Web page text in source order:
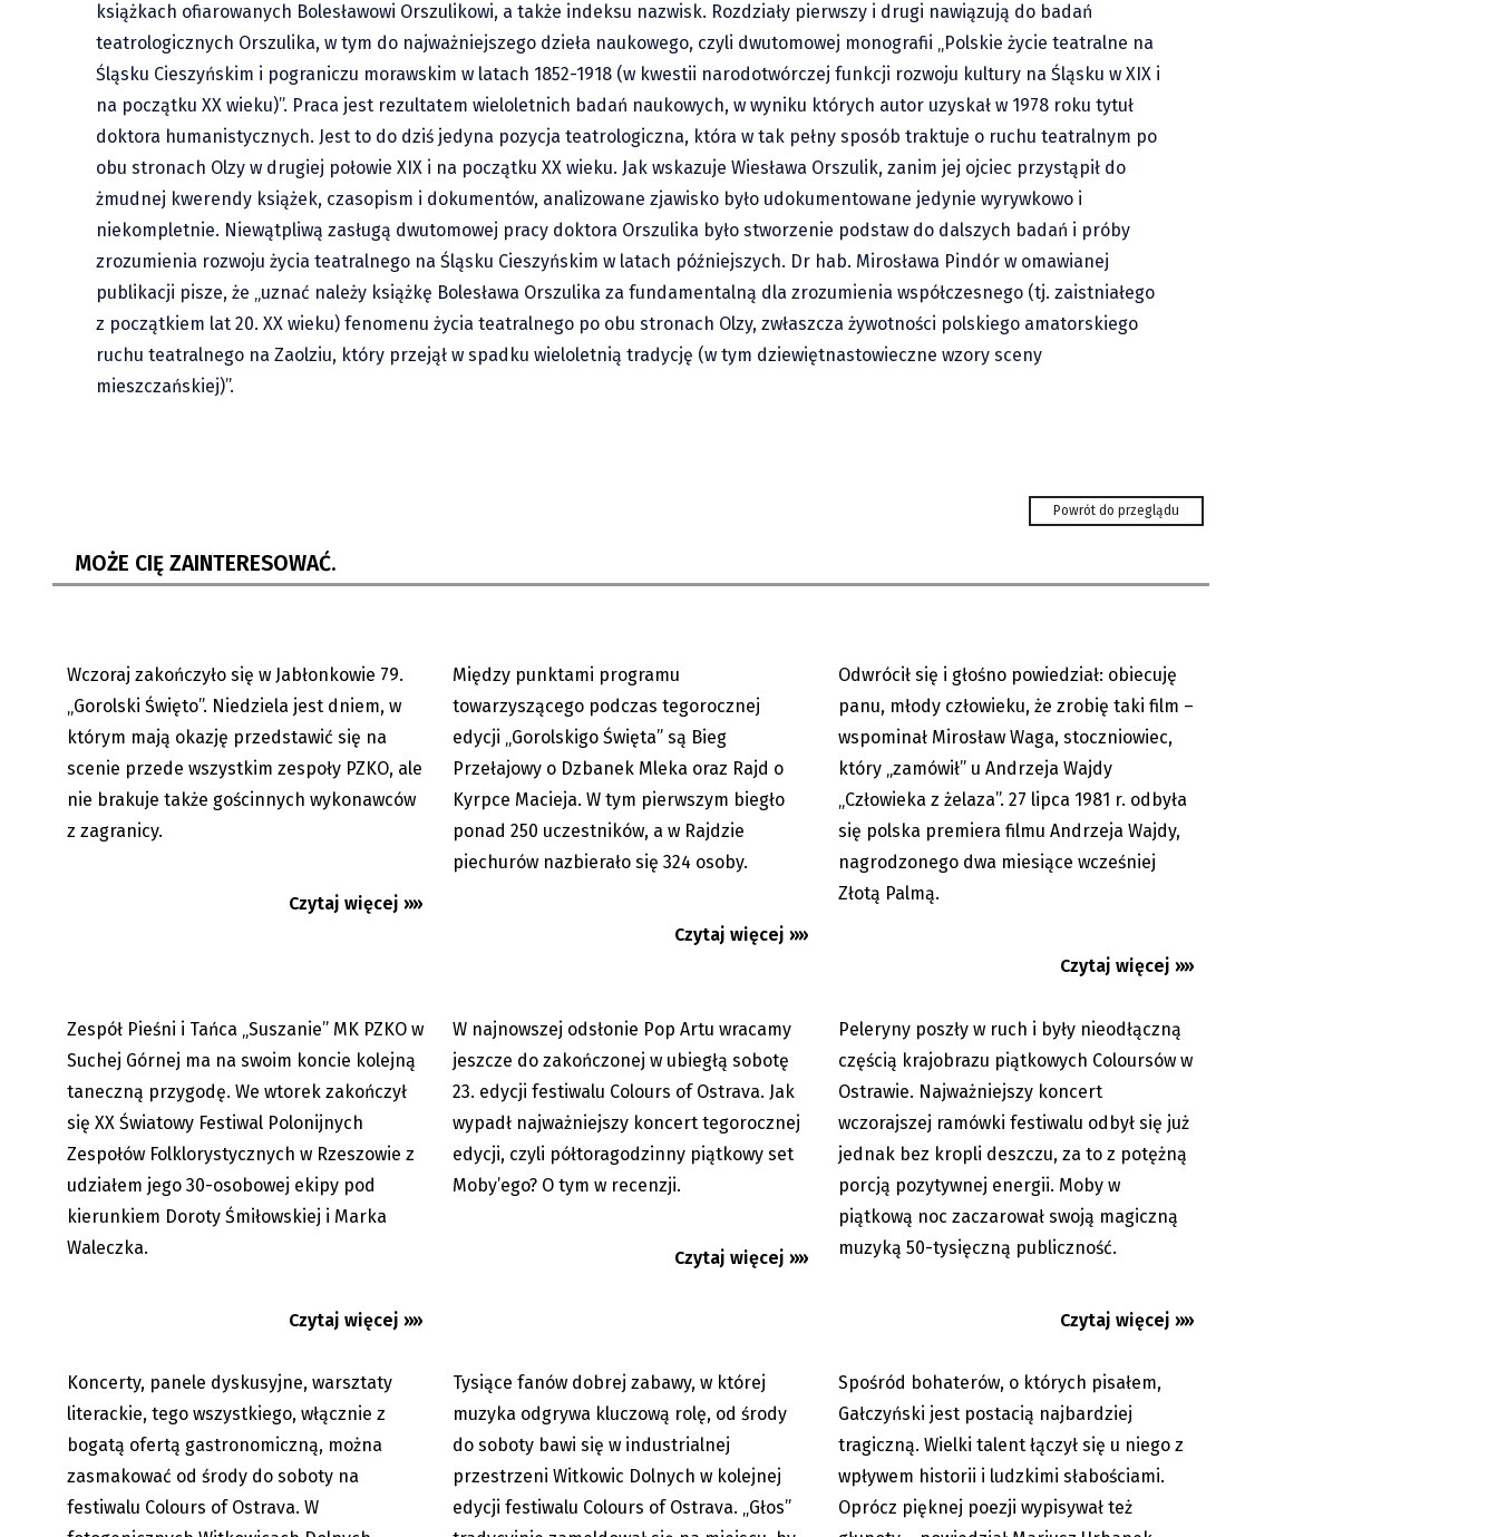
książkach ofiarowanych Bolesławowi Orszulikowi, a także indeksu nazwisk. Rozdziały pierwszy i drugi nawiązują do badań
teatrologicznych Orszulika, w tym do najważniejszego dzieła naukowego, czyli dwutomowej monografii „Polskie życie teatralne na
Śląsku Cieszyńskim i pograniczu morawskim w latach 1852-1918 (w kwestii narodotwórczej funkcji rozwoju kultury na Śląsku w XIX i
na początku XX wieku)”. Praca jest rezultatem wieloletnich badań naukowych, w wyniku których autor uzyskał w 1978 roku tytuł
doktora humanistycznych. Jest to do dziś jedyna pozycja teatrologiczna, która w tak pełny sposób traktuje o ruchu teatralnym po
obu stronach Olzy w drugiej połowie XIX i na początku XX wieku. Jak wskazuje Wiesława Orszulik, zanim jej ojciec przystąpił do
żmudnej kwerendy książek, czasopism i dokumentów, analizowane zjawisko było udokumentowane jedynie wyrywkowo i
niekompletnie. Niewątpliwą zasługą dwutomowej pracy doktora Orszulika było stworzenie podstaw do dalszych badań i próby
zrozumienia rozwoju życia teatralnego na Śląsku Cieszyńskim w latach późniejszych. Dr hab. Mirosława Pindór w omawianej
publikacji pisze, że „uznać należy książkę Bolesława Orszulika za fundamentalną dla zrozumienia współczesnego (tj. zaistniałego
z początkiem lat 20. XX wieku) fenomenu życia teatralnego po obu stronach Olzy, zwłaszcza żywotności polskiego amatorskiego
ruchu teatralnego na Zaolziu, który przejął w spadku wieloletnią tradycję (w tym dziewiętnastowieczne wzory sceny
mieszczańskiej)”.
Powrót do przeglądu
MOŻE CIĘ ZAINTERESOWAĆ.
03.08.2026
Wczoraj zakończyło się w Jabłonkowie 79.
„Gorolski Święto”. Niedziela jest dniem, w
którym mają okazję przedstawić się na
scenie przede wszystkim zespoły PZKO, ale
nie brakuje także gościnnych wykonawców
z zagranicy.
Czytaj więcej »»
Między punktami programu
towarzyszącego podczas tegorocznej
edycji „Gorolskigo Święta” są Bieg
Przełajowy o Dzbanek Mleka oraz Rajd o
Kyrpce Macieja. W tym pierwszym biegło
ponad 250 uczestników, a w Rajdzie
piechurów nazbierało się 324 osoby.
Czytaj więcej »»
27.07.2026
Odwrócił się i głośno powiedział: obiecuję
panu, młody człowieku, że zrobię taki film –
wspominał Mirosław Waga, stoczniowiec,
który „zamówił” u Andrzeja Wajdy
„Człowieka z żelaza”. 27 lipca 1981 r. odbyła
się polska premiera filmu Andrzeja Wajdy,
nagrodzonego dwa miesiące wcześniej
Złotą Palmą.
Czytaj więcej »»
24.07.2026
Tydzień polonijnego folkloru.
Taneczna przygoda „Suszan”...
Zespół Pieśni i Tańca „Suszanie” MK PZKO w
Suchej Górnej ma na swoim koncie kolejną
taneczną przygodę. We wtorek zakończył
się XX Światowy Festiwal Polonijnych
Zespołów Folklorystycznych w Rzeszowie z
udziałem jego 30-osobowej ekipy pod
kierunkiem Doroty Śmiłowskiej i Marka
Waleczka.
Czytaj więcej »»
Premium 23.07.2026
Pop Art: Moby na Colours of
Ostrava. Nasza recenzja
najlepszego...
W najnowszej odsłonie Pop Artu wracamy
jeszcze do zakończonej w ubiegłą sobotę
23. edycji festiwalu Colours of Ostrava. Jak
wypadł najważniejszy koncert tegorocznej
edycji, czyli półtoragodzinny piątkowy set
Moby’ego? O tym w recenzji.
Czytaj więcej »»
18.07.2026
Colours of Ostrava: A po burzy
przyszedł Moby
Peleryny poszły w ruch i były nieodłączną
częścią krajobrazu piątkowych Coloursów w
Ostrawie. Najważniejszy koncert
wczorajszej ramówki festiwalu odbył się już
jednak bez kropli deszczu, za to z potężną
porcją pozytywnej energii. Moby w
piątkową noc zaczarował swoją magiczną
muzyką 50-tysięczną publiczność.
Czytaj więcej »»
17.07.2026
Colours of Ostrava: Energiczna LP
rozhuśtała czwartek, dziś...
Koncerty, panele dyskusyjne, warsztaty
literackie, tego wszystkiego, włącznie z
bogatą ofertą gastronomiczną, można
zasmakować od środy do soboty na
festiwalu Colours of Ostrava. W
16.07.2026
Colours of Ostrava: Twenty One
Pilots odpalili petardę
Tysiące fanów dobrej zabawy, w której
muzyka odgrywa kluczową rolę, od środy
do soboty bawi się w industrialnej
przestrzeni Witkowic Dolnych w kolejnej
edycji festiwalu Colours of Ostrava. „Głos”
Premium 14.07.2026
Wielki talent miesza się z wpływem
historii i ludzkimi słabościami
Spośród bohaterów, o których pisałem,
Gałczyński jest postacią najbardziej
tragiczną. Wielki talent łączył się u niego z
wpływem historii i ludzkimi słabościami.
Oprócz pięknej poezji wypisywał też